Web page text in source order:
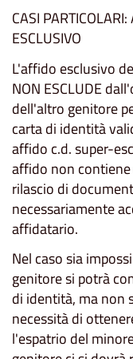
CASI
ESCLUSIVO
L'affido esclusivo
NON ESCLUDE
dell'altro genitore
carta di identità
affido c.d. super-
affido non contiene
rilascio di
necessariamente
affidatario.
Nel caso sia
genitore si potrà
di identità, ma non
necessità di
l'espatrio del